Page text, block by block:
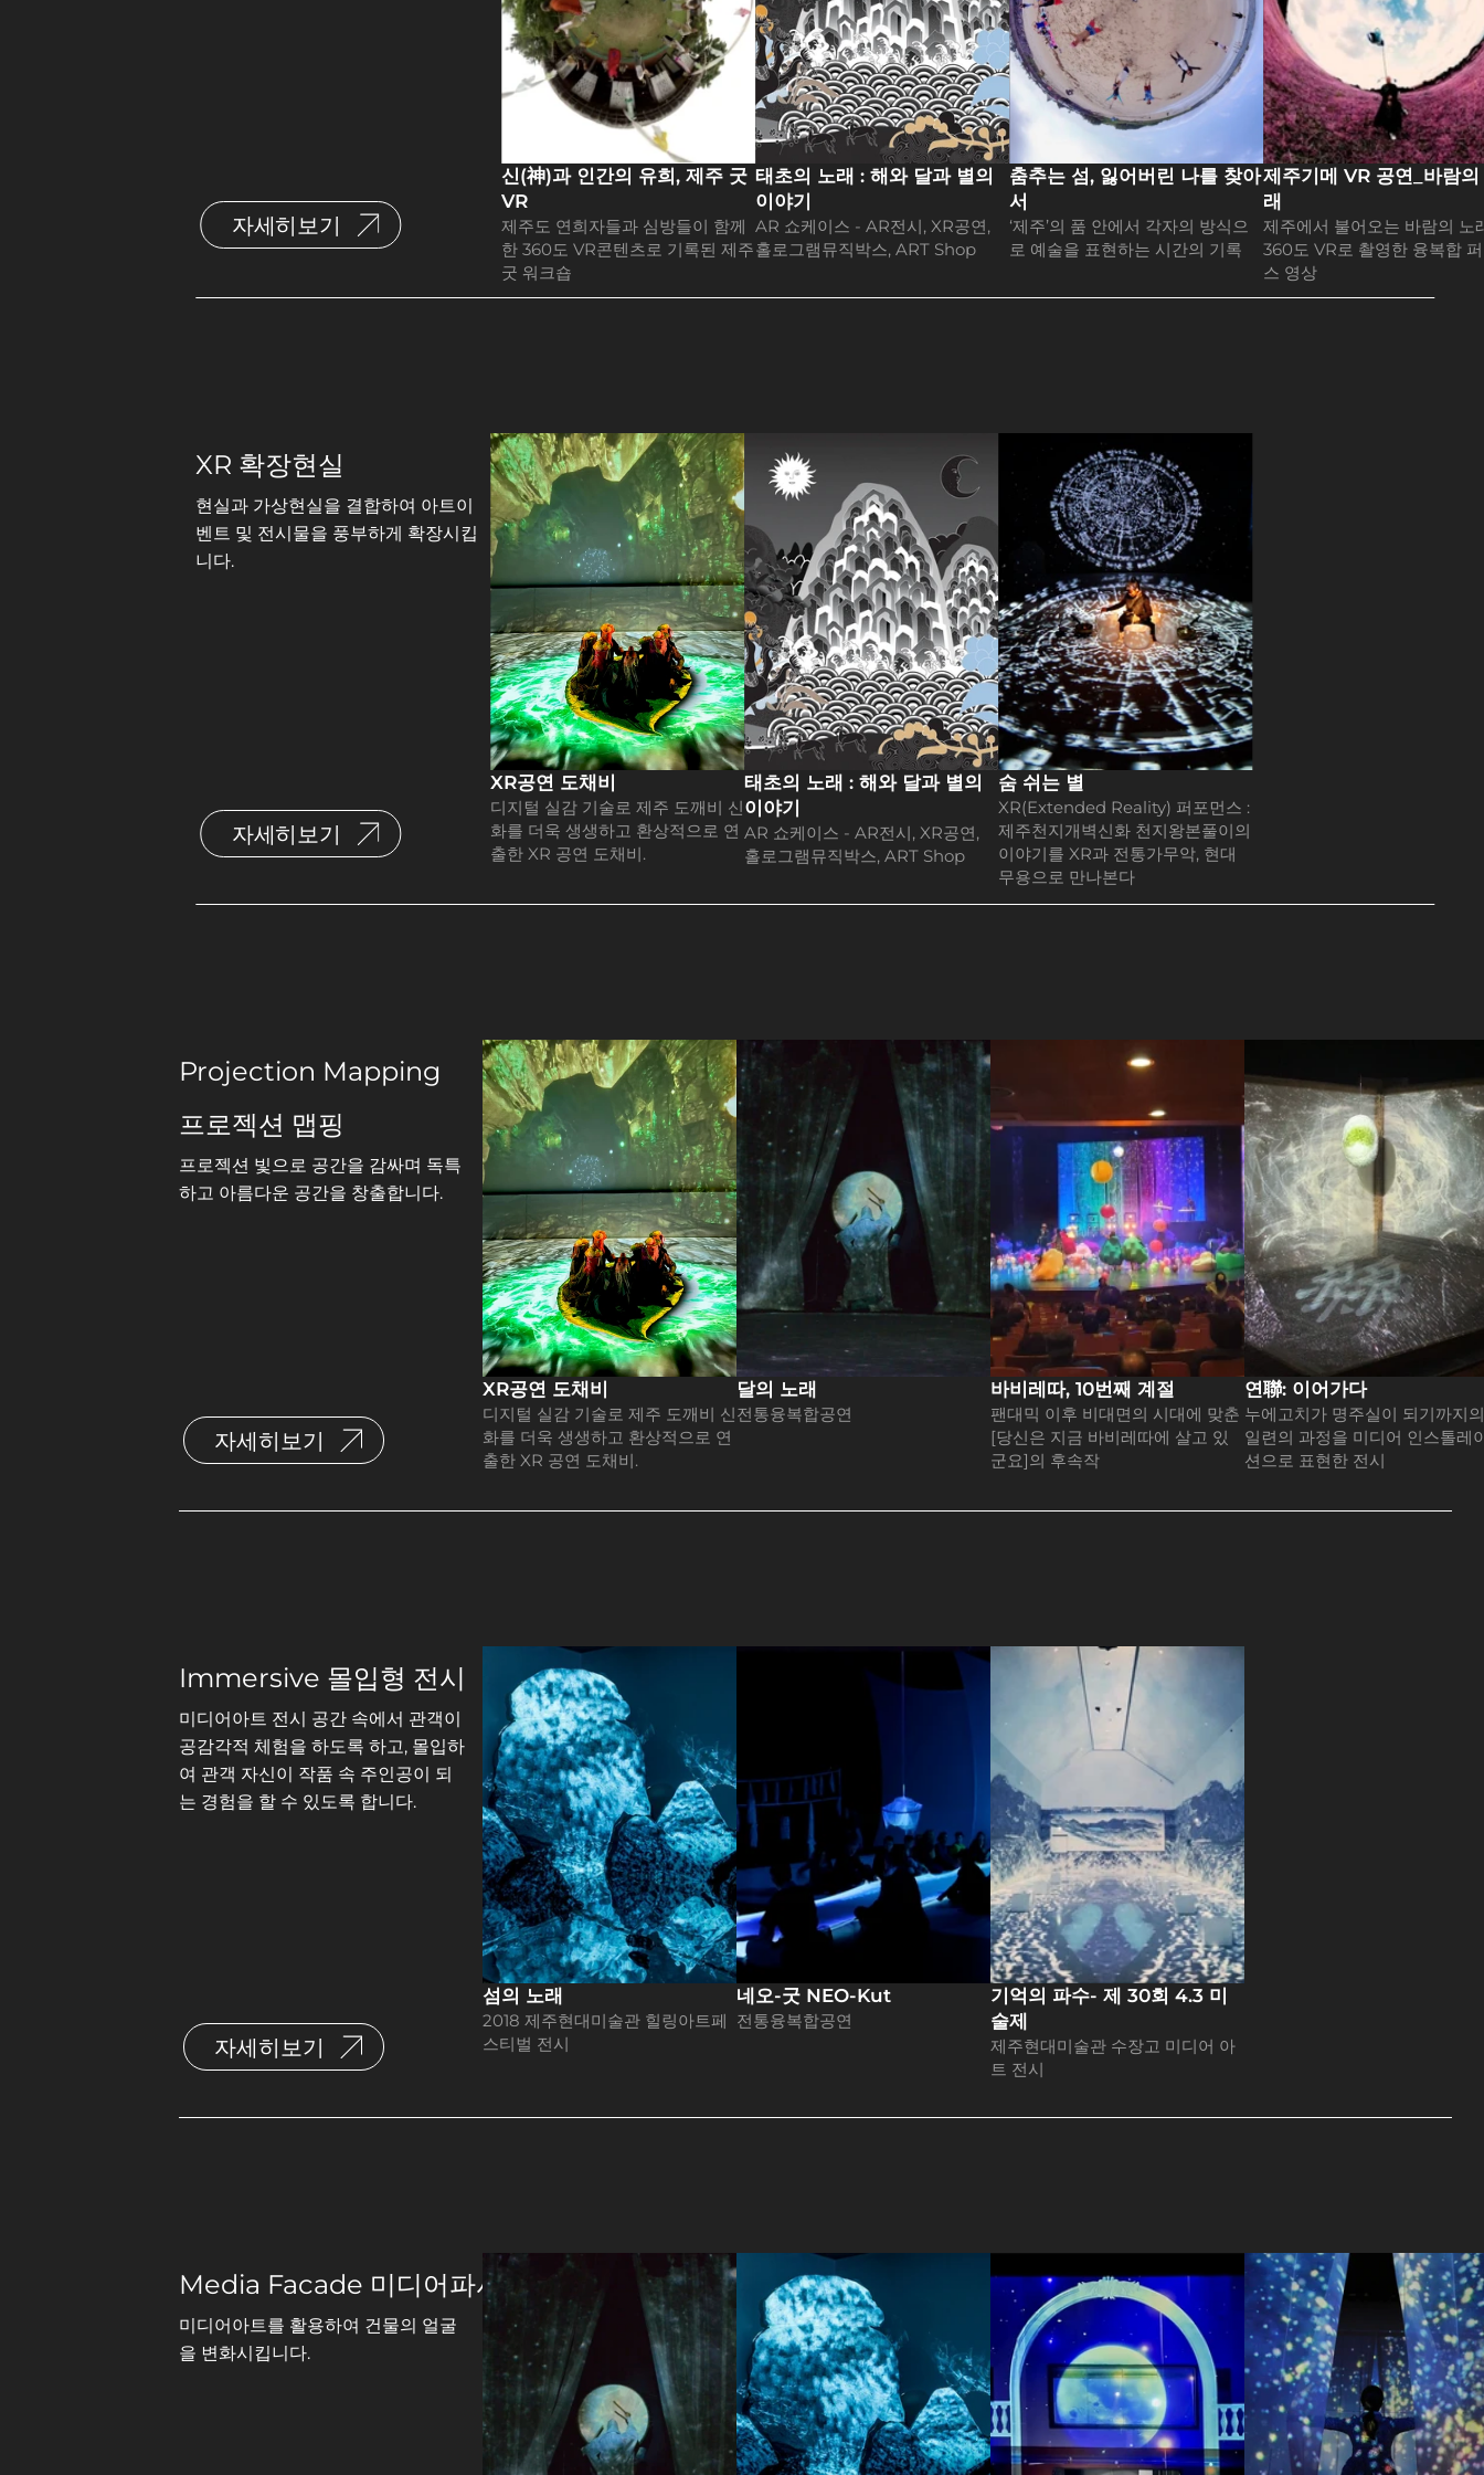
자세히보기
신(神)과 인간의 유희, 제주 굿
VR
제주도 연희자들과 심방들이 함께
한 360도 VR콘텐츠로 기록된 제주
굿 워크숍
태초의 노래 : 해와 달과 별의
이야기
AR 쇼케이스 - AR전시, XR공연,
홀로그램뮤직박스, ART Shop
춤추는 섬, 잃어버린 나를 찾아
서
‘제주’의 품 안에서 각자의 방식으
로 예술을 표현하는 시간의 기록
제주기메 VR 공연_바람
래
제주에서 불어오는 바람의 노
‌360도 VR로 촬영한 융복합
스 영상
XR 확장현실
현실과 가상현실을 결합하여 아트이
벤트 및 전시물을 풍부하게 확장시킵
니다.
자세히보기
XR공연 도채비
디지털 실감 기술로 제주 도깨비 신
화를 더욱 생생하고 환상적으로 연
출한 XR 공연 도채비.
태초의 노래 : 해와 달과 별의
이야기
AR 쇼케이스 - AR전시, XR공연,
홀로그램뮤직박스, ART Shop
숨 쉬는 별
XR(Extended Reality) 퍼포먼스 :
제주천지개벽신화 천지왕본풀이의
이야기를 XR과 전통가무악, 현대
무용으로 만나본다
Projection Mapping
프로젝션 맵핑
프로젝션 빛으로 공간을 감싸며 독특
하고 아름다운 공간을 창출합니다.
자세히보기
XR공연 도채비
디지털 실감 기술로 제주 도깨비 신
화를 더욱 생생하고 환상적으로 연
출한 XR 공연 도채비.
달의 노래
전통융복합공연
바비레따, 10번째 계절
팬대믹 이후 비대면의 시대에 맞춘
[당신은 지금 바비레따에 살고 있
군요]의 후속작
연聯: 이어가다
누에고치가 명주실이 되기까지
일련의 과정을 미디어 인스톨레
션으로 표현한 전시
Immersive 몰입형 전시
미디어아트 전시 공간 속에서 관객이
공감각적 체험을 하도록 하고, 몰입하
여 관객 자신이 작품 속 주인공이 되
는 경험을 할 수 있도록 합니다.
자세히보기
섬의 노래
2018 제주현대미술관 힐링아트페
스티벌 전시
네오-굿 NEO-Kut
전통융복합공연
기억의 파수- 제 30회 4.3 미
술제
제주현대미술관 수장고 미디어 아
트 전시
Media Facade 미디어파사드
미디어아트를 활용하여 건물의 얼굴
을 변화시킵니다.